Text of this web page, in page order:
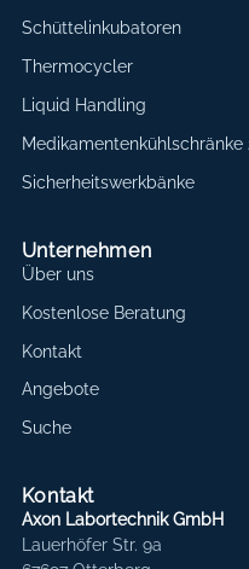
Schüttelinkubatoren
Thermocycler
Liquid Handling
Medikamentenkühlschränke
Sicherheitswerkbänke
Unternehmen
Über uns
Kostenlose Beratung
Kontakt
Angebote
Suche
Kontakt
Axon Labortechnik GmbH
Lauerhöfer Str. 9a